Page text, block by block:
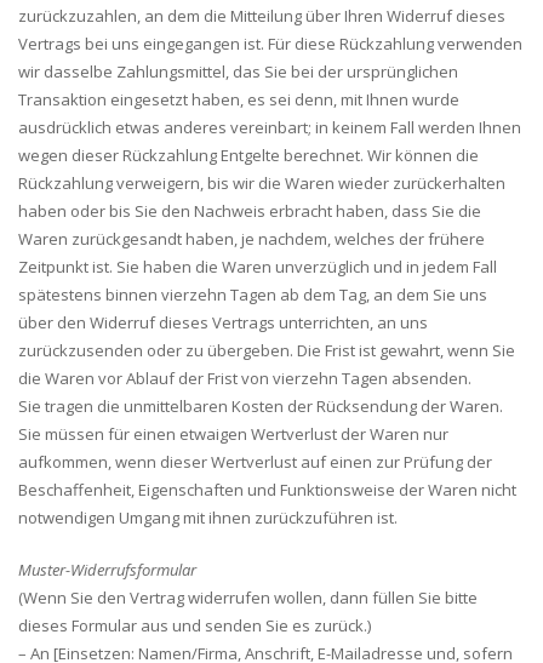
zurückzuzahlen, an dem die Mitteilung über Ihren Widerruf dieses
Vertrags bei uns eingegangen ist. Für diese Rückzahlung verwenden
wir dasselbe Zahlungsmittel, das Sie bei der ursprünglichen
Transaktion eingesetzt haben, es sei denn, mit Ihnen wurde
ausdrücklich etwas anderes vereinbart; in keinem Fall werden Ihnen
wegen dieser Rückzahlung Entgelte berechnet. Wir können die
Rückzahlung verweigern, bis wir die Waren wieder zurückerhalten
haben oder bis Sie den Nachweis erbracht haben, dass Sie die
Waren zurückgesandt haben, je nachdem, welches der frühere
Zeitpunkt ist. Sie haben die Waren unverzüglich und in jedem Fall
spätestens binnen vierzehn Tagen ab dem Tag, an dem Sie uns
über den Widerruf dieses Vertrags unterrichten, an uns
zurückzusenden oder zu übergeben. Die Frist ist gewahrt, wenn Sie
die Waren vor Ablauf der Frist von vierzehn Tagen absenden.
Sie tragen die unmittelbaren Kosten der Rücksendung der Waren.
Sie müssen für einen etwaigen Wertverlust der Waren nur
aufkommen, wenn dieser Wertverlust auf einen zur Prüfung der
Beschaffenheit, Eigenschaften und Funktionsweise der Waren nicht
notwendigen Umgang mit ihnen zurückzuführen ist.
Muster-Widerrufsformular
(Wenn Sie den Vertrag widerrufen wollen, dann füllen Sie bitte
dieses Formular aus und senden Sie es zurück.)
– An [Einsetzen: Namen/Firma, Anschrift, E-Mailadresse und, sofern